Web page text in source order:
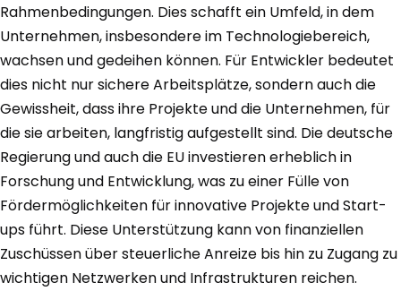
Rahmenbedingungen. Dies schafft ein Umfeld, in dem
Unternehmen, insbesondere im Technologiebereich,
wachsen und gedeihen können. Für Entwickler bedeutet
dies nicht nur sichere Arbeitsplätze, sondern auch die
Gewissheit, dass ihre Projekte und die Unternehmen, für
die sie arbeiten, langfristig aufgestellt sind. Die deutsche
Regierung und auch die EU investieren erheblich in
Forschung und Entwicklung, was zu einer Fülle von
Fördermöglichkeiten für innovative Projekte und Start-
ups führt. Diese Unterstützung kann von finanziellen
Zuschüssen über steuerliche Anreize bis hin zu Zugang zu
wichtigen Netzwerken und Infrastrukturen reichen.